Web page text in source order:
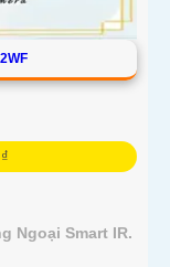
Ngoại Smart IR.